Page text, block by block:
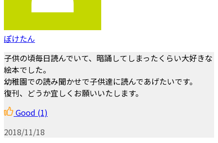
ぽけたん
子供の頃毎日読んでいて、暗誦してしまったくらい大好きな
絵本でした。
幼稚園での読み聞かせで子供達に読んであげたいです。
復刊、どうか宜しくお願いいたします。
Good (1)
2018/11/18